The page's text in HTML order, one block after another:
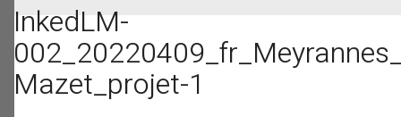
InkedLM-
Mazet_projet-1